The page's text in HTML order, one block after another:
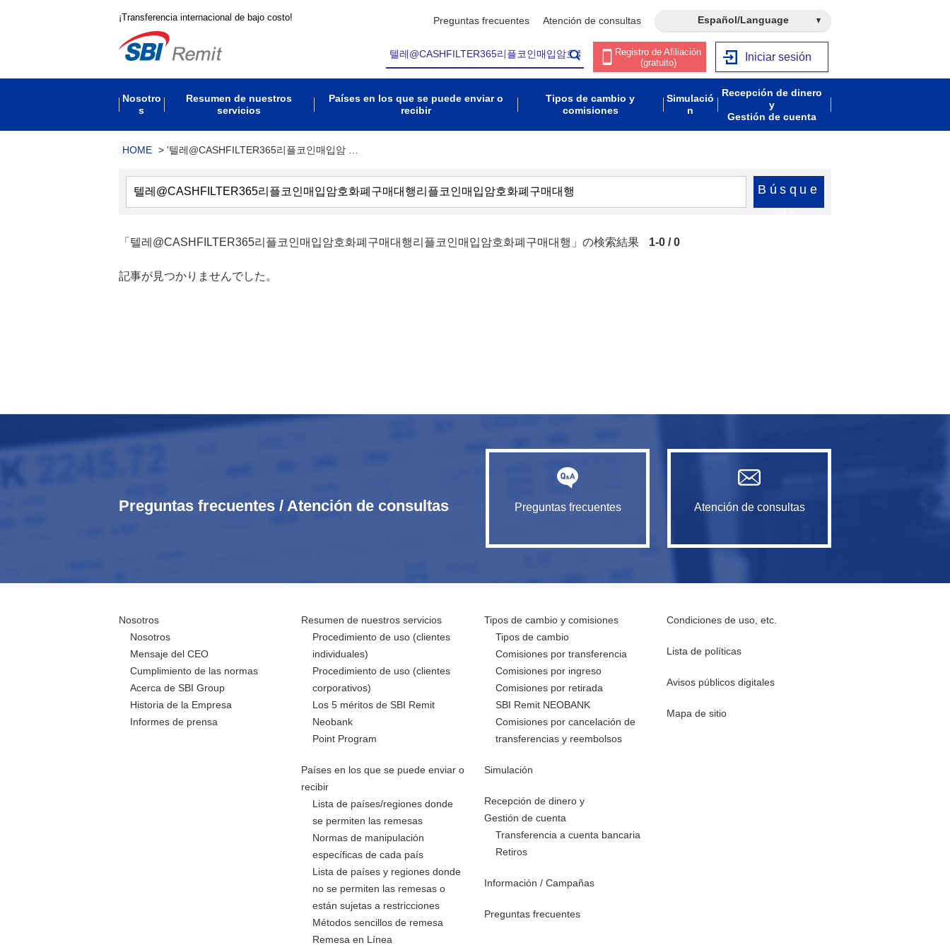
¡Transferencia internacional de bajo costo! Preguntas frecuentes Atención de consultas Español/Language
Registro de Afiliación
(gratuito)
Iniciar sesión
Nosotro
s
Resumen de nuestros
servicios
Países en los que se puede enviar o
recibir
Tipos de cambio y
comisiones
Simulació
n
Recepción de dinero
y
Gestión de cuenta
HOME > '텔레@CASHFILTER365리플코인매입암 …
Búsque
「텔레@CASHFILTER365리플코인매입암호화폐구매대행리플코인매입암호화폐구매대행」の検索結果 1-0 / 0
記事が見つかりませんでした。
Preguntas frecuentes / Atención de consultas Preguntas frecuentes Atención de consultas
Nosotros
Nosotros
Mensaje del CEO
Cumplimiento de las normas
Acerca de SBI Group
Historia de la Empresa
Informes de prensa
Resumen de nuestros servicios
Procedimiento de uso (clientes
individuales)
Procedimiento de uso (clientes
corporativos)
Los 5 méritos de SBI Remit
Neobank
Point Program
Países en los que se puede enviar o
recibir
Lista de países/regiones donde
se permiten las remesas
Normas de manipulación
específicas de cada país
Lista de países y regiones donde
no se permiten las remesas o
están sujetas a restricciones
Métodos sencillos de remesa
Remesa en Línea
Tipos de cambio y comisiones
Tipos de cambio
Comisiones por transferencia
Comisiones por ingreso
Comisiones por retirada
SBI Remit NEOBANK
Comisiones por cancelación de
transferencias y reembolsos
Simulación
Recepción de dinero y
Gestión de cuenta
Transferencia a cuenta bancaria
Retiros
Información / Campañas
Preguntas frecuentes
Condiciones de uso, etc.
Lista de políticas
Avisos públicos digitales
Mapa de sitio